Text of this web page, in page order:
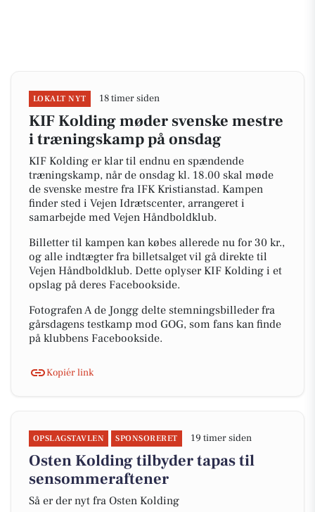
LOKALT NYT 18 timer siden
KIF Kolding møder svenske mestre
i træningskamp på onsdag
KIF Kolding er klar til endnu en spændende
træningskamp, når de onsdag kl. 18.00 skal møde
de svenske mestre fra IFK Kristianstad. Kampen
finder sted i Vejen Idrætscenter, arrangeret i
samarbejde med Vejen Håndboldklub.
Billetter til kampen kan købes allerede nu for 30 kr.,
og alle indtægter fra billetsalget vil gå direkte til
Vejen Håndboldklub. Dette oplyser KIF Kolding i et
opslag på deres Facebookside.
Fotografen A de Jongg delte stemningsbilleder fra
gårsdagens testkamp mod GOG, som fans kan finde
på klubbens Facebookside.
Kopiér link
OPSLAGSTAVLEN SPONSORERET 19 timer siden
Osten Kolding tilbyder tapas til
sensommeraftener
Så er der nyt fra Osten Kolding